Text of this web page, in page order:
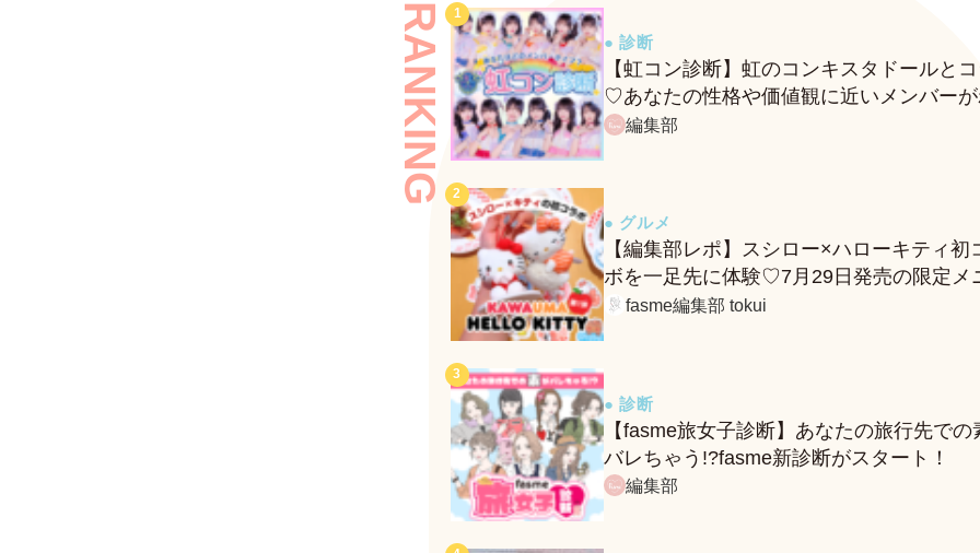
RANKING ● 診断
【虹コン診断】虹のコンキスタドールと
♡あなたの性格や価値観に近いメンバー
る、fasmeの新診断がスタート！
編集部
● グルメ
【編集部レポ】スシロー×ハローキティ初
ボを一足先に体験♡7月29日発売の限定メ
ー＆グッズをレポ！
fasme編集部 tokui
● 診断
【fasme旅女子診断】あなたの旅行先での
バレちゃう!?fasme新診断がスタート！
編集部